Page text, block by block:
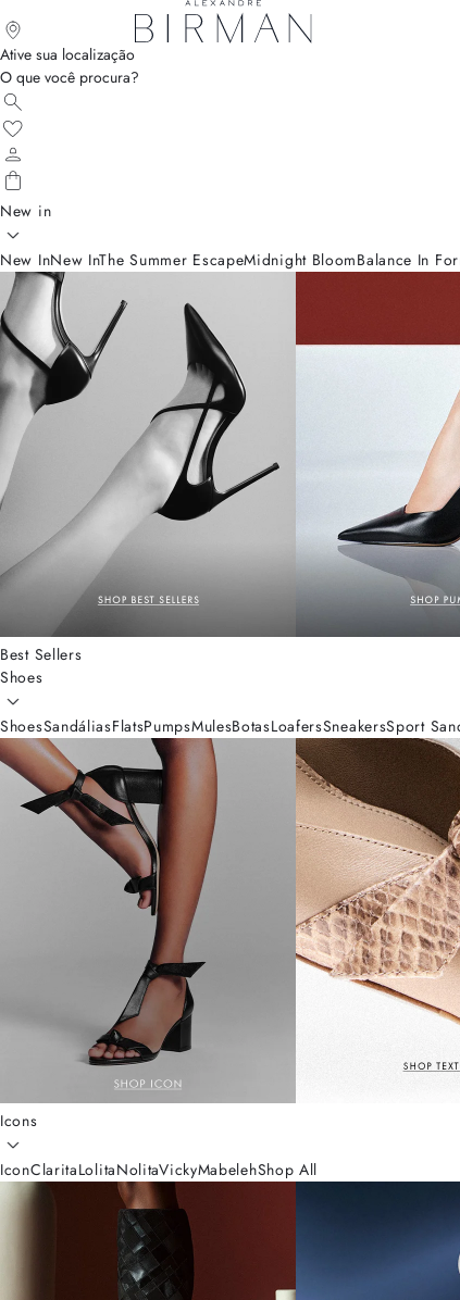
Ative sua localização
O que você procura?
New in
New InNew InThe Summer EscapeMidnight BloomBalance In
Best Sellers
Shoes
ShoesSandáliasFlatsPumpsMulesBotasLoafersSneakersSport
Icons
IconClaritaLolitaNolitaVickyMabelehShop All